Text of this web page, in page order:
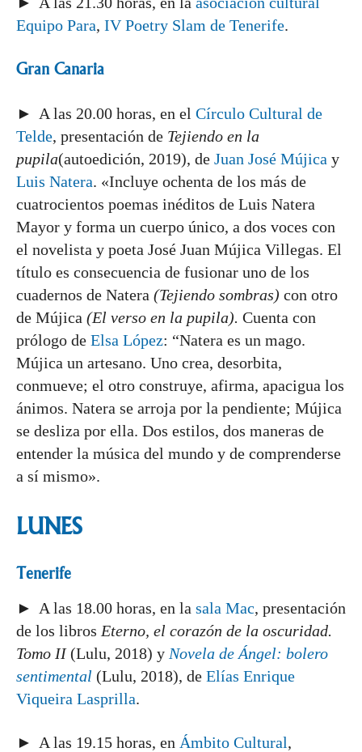
Equipo Para, IV Poetry Slam de Tenerife.
Gran Canaria
► A las 20.00 horas, en el Círculo Cultural de
Telde, presentación de Tejiendo en la
pupila(autoedición, 2019), de Juan José Mújica y
Luis Natera. «Incluye ochenta de los más de
cuatrocientos poemas inéditos de Luis Natera
Mayor y forma un cuerpo único, a dos voces con
el novelista y poeta José Juan Mújica Villegas. El
título es consecuencia de fusionar uno de los
cuadernos de Natera (Tejiendo sombras) con otro
de Mújica (El verso en la pupila). Cuenta con
prólogo de Elsa López: “Natera es un mago.
Mújica un artesano. Uno crea, desorbita,
conmueve; el otro construye, afirma, apacigua los
ánimos. Natera se arroja por la pendiente; Mújica
se desliza por ella. Dos estilos, dos maneras de
entender la música del mundo y de comprenderse
a sí mismo».
LUNES
Tenerife
► A las 18.00 horas, en la sala Mac, presentación
de los libros Eterno, el corazón de la oscuridad.
Tomo II(Lulu, 2018) y Novela de Ángel: bolero
sentimental (Lulu, 2018), de Elías Enrique
Viqueira Lasprilla.
► A las 19.15 horas, en Ámbito Cultural,